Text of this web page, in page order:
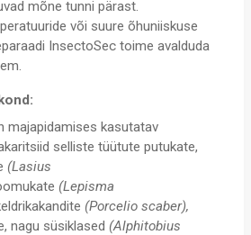
mõne tunni pärast.
või suure õhuniiskuse
InsectoSec toime avalduda
majapidamises kasutatav
selliste tüütute putukate,
(Lasius
(Lepisma
(Porcelio scaber),
nagu süsiklased (Alphitobius